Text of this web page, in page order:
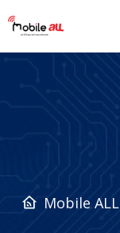
Mobile ALL